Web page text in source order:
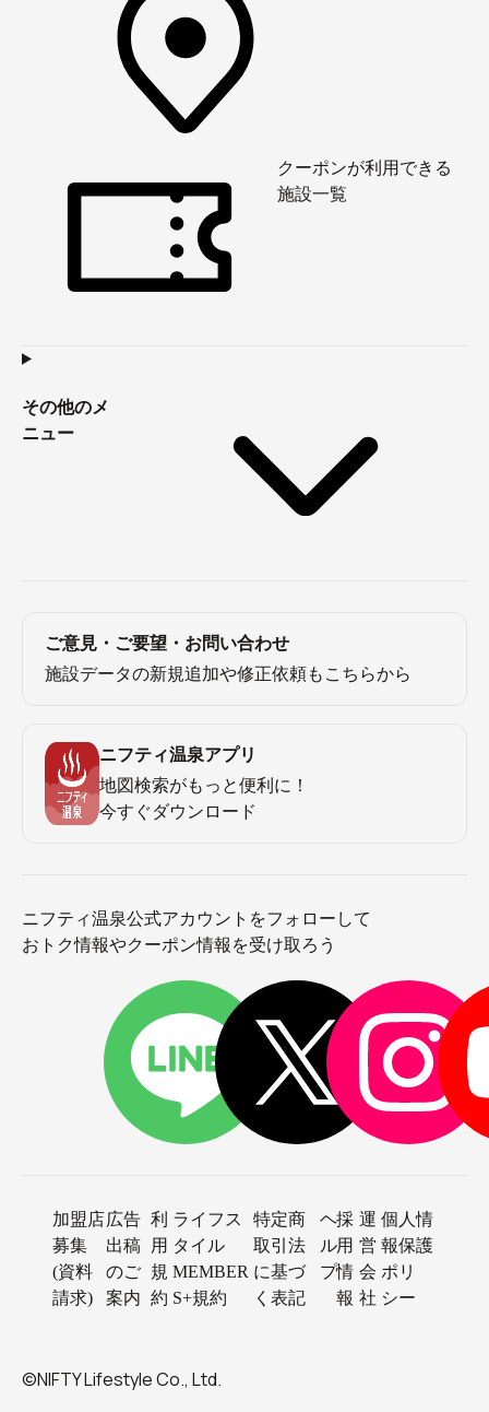
クーポンが利用できる
施設一覧
その他のメ
ニュー
ご意見・ご要望・お問い合わせ
施設データの新規追加や修正依頼もこちらから
ニフティ温泉アプリ
地図検索がもっと便利に！
今すぐダウンロード
ニフティ温泉公式アカウントをフォローして
おトク情報やクーポン情報を受け取ろう
加盟店
募集
(資料
請求)
広告
出稿
のご
案内
利
用
規
約
ライフス
タイル
MEMBER
S+規約
特定商
取引法
に基づ
く表記
ヘ
ル
プ
採
用
情
報
運
営
会
社
個人情
報保護
ポリ
シー
©NIFTY Lifestyle Co., Ltd.